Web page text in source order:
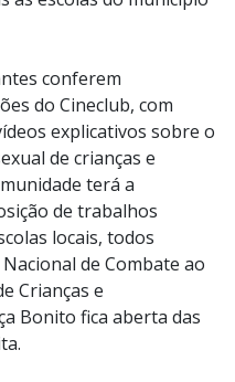
conferem
do Cineclub, com
explicativos sobre o
de crianças e
terá a
de trabalhos
locais, todos
de Combate ao
Crianças e
Bonito fica aberta das